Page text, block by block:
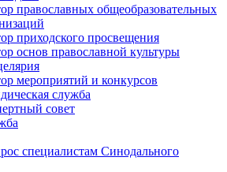
православных общеобразовательных
приходского просвещения
основ православной культуры
мероприятий и конкурсов
служба
совет
специалистам Синодального